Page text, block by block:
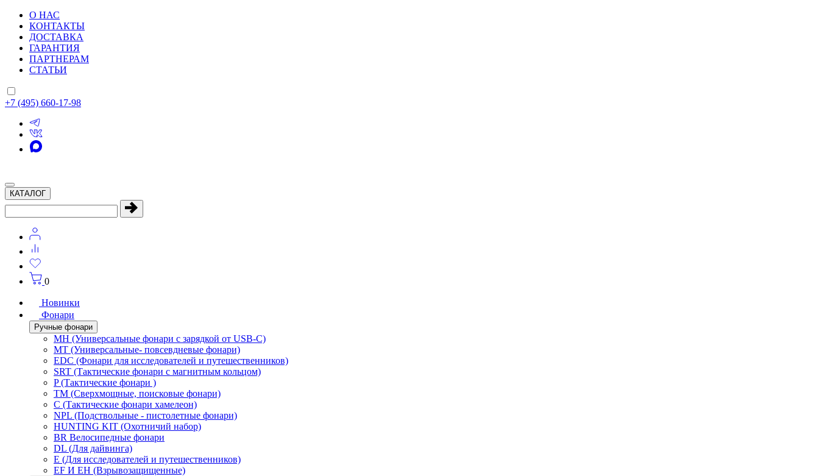
О НАС
КОНТАКТЫ
ДОСТАВКА
ГАРАНТИЯ
ПАРТНЕРАМ
СТАТЬИ
+7 (495) 660-17-98
КАТАЛОГ
0
Новинки
Фонари
Ручные фонари
MH (Универсальные фонари с зарядкой от USB-C)
MT (Универсальные- повсевдневые фонари)
EDC (Фонари для исследователей и путешественников)
SRT (Тактические фонари с магнитным кольцом)
P (Тактические фонари )
TM (Сверхмощные, поисковые фонари)
C (Тактические фонари хамелеон)
NPL (Подствольные - пистолетные фонари)
HUNTING KIT (Охотничий набор)
BR Велосипедные фонари
DL (Для дайвинга)
E (Для исследователей и путешественников)
EF И EH (Взрывозащищенные)